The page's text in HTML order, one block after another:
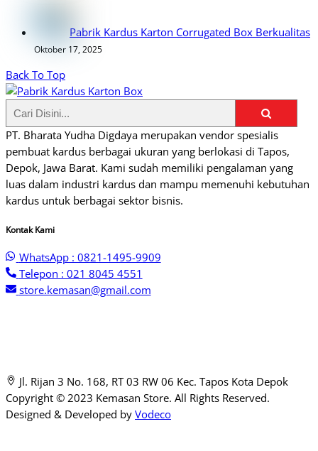
Pabrik Kardus Karton Corrugated Box Berkualitas
Oktober 17, 2025
Back To Top
PT. Bharata Yudha Digdaya merupakan vendor spesialis
pembuat kardus berbagai ukuran yang berlokasi di Tapos,
Depok, Jawa Barat. Kami sudah memiliki pengalaman yang
luas dalam industri kardus dan mampu memenuhi kebutuhan
kardus untuk berbagai sektor bisnis.
Kontak Kami
WhatsApp : 0821-1495-9909
Telepon : 021 8045 4551
store.kemasan@gmail.com
Jl. Rijan 3 No. 168, RT 03 RW 06 Kec. Tapos Kota Depok
Copyright © 2023 Kemasan Store. All Rights Reserved.
Designed & Developed by Vodeco